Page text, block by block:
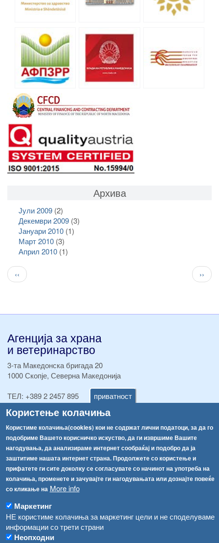
приватност
Користење колачиња
Користиме колачиња(cookies) кои не содржат лични податоци, за да го
подобриме Вашето корисничко искуство, да ги извршиме Вашите
нагодувања, да анализираме интернет сообраќај и подобро да ја
заштитиме нашата интернет страна. Продолжете со користење и
прифатете ги сите доколку се согласувате со начинот на употреба на
колачиња, променете и зачувајте ги нагодувањата или дознајте повеќе
со кликање на More info
Маркетинг
НЕ користиме колачиња за маркетинг цели и не споделуваме
информации со трети страни
Неопходни
Архива
Јули 2009(2)
Декември 2009(3)
Јануари 2010(1)
Март 2010(3)
Април 2010(1)
Pagination
Previous
page
‹‹ ››
Агенција за храна
и ветеринарство
3-та Македонска бригада 20
1000 Скопје, Северна Македонија
ТЕЛ: +389 2 2457 895
ТЕЛ:+389 2 2457 873
Факс:+389 2 2457 893
Факс:+389 2 2457 871
info@fva.gov.mk
[АХВ-претходна страна]
Соопштенија
Република Бугарија ги засили официјалните контроли при увоз на свежо овошје и зеленчук
Високите температури ризик од труење со храна, опасни се и за животните
Водата во Гостивар може да се користи како техничка, продолжува испораката на флаширана вода
Навигација
Архива
Обрасци
Забрани